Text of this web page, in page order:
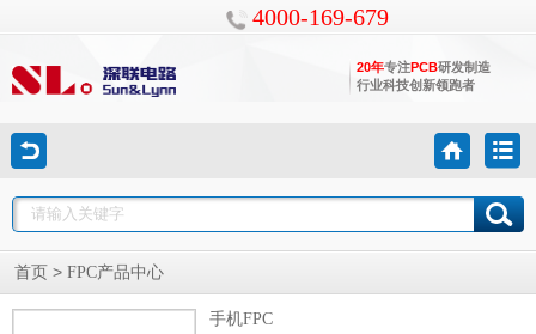
4000-169-679
20年专注PCB研发制造
行业科技创新领跑者
首页 > FPC产品中心
手机FPC